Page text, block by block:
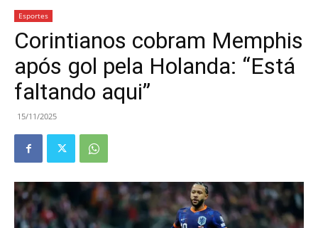
News
Esportes
Corintianos cobram Memphis
após gol pela Holanda: “Está
faltando aqui”
15/11/2025